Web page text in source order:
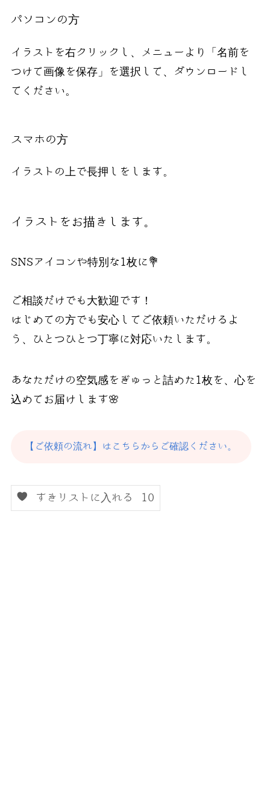
パソコンの方
イラストを右クリックし、メニューより「名前を
つけて画像を保存」を選択して、ダウンロードし
てください。
スマホの方
イラストの上で長押しをします。
イラストをお描きします。
SNSアイコンや特別な1枚に💐
ご相談だけでも大歓迎です！
はじめての方でも安心してご依頼いただけるよ
う、ひとつひとつ丁寧に対応いたします。
あなただけの空気感をぎゅっと詰めた1枚を、心を
込めてお届けします🌸
【ご依頼の流れ】はこちらからご確認ください。
すきリストに入れる 10